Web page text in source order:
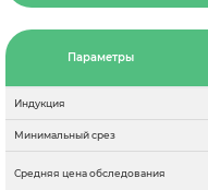
услуга
Параметры
Индукция
Минимальный срез
Средняя цена обследования